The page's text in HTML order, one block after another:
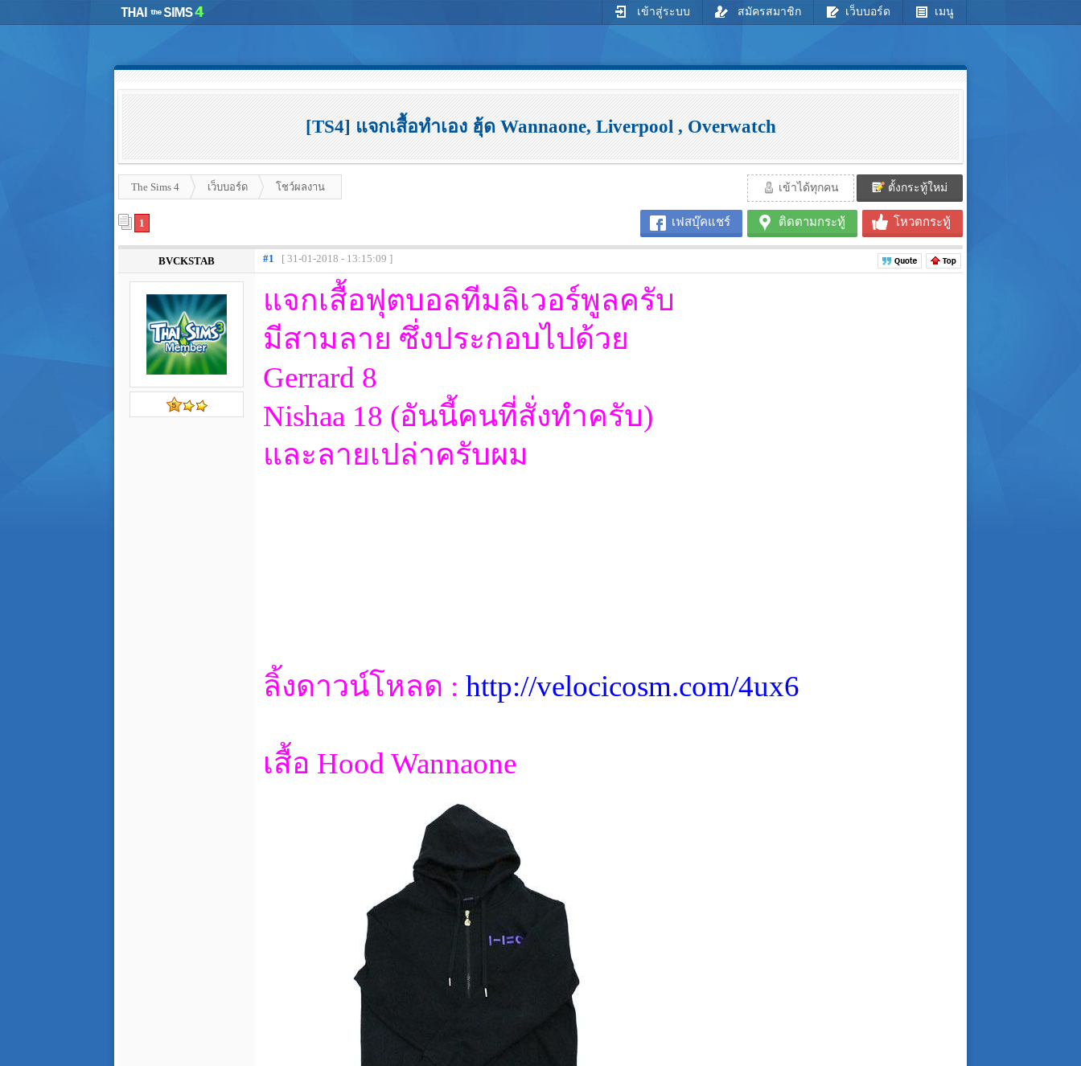
เข้าสู่ระบบ สมัครสมาชิก เว็บบอร์ด เมนู
[TS4] แจกเสื้อทำเอง ฮุ้ด Wannaone, Liverpool , Overwatch
The Sims 4 เว็บบอร์ด โชว์ผลงาน เข้าได้ทุกคน ตั้งกระทู้ใหม่
เฟสบุ๊คแชร์ ติดตามกระทู้ โหวตกระทู้
1
BVCKSTAB #1 [ 31-01-2018 - 13:15:09 ]
แจกเสื้อฟุตบอลทีมลิเวอร์พูลครับ
มีสามลาย ซึ่งประกอบไปด้วย
Gerrard 8
Nishaa 18 (อันนี้คนที่สั่งทำครับ)
และลายเปล่าครับผม
ลิ้งดาวน์โหลด : http://velocicosm.com/4ux6
เสื้อ Hood Wannaone